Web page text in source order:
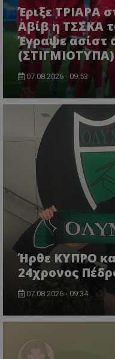
Έριξε ΤΡΙΑΡΑ
Αβίβ η ΤΣΣΚΑ
Έγραψε ασίστ
(ΣΤΙΓΜΙΟΤΥΠΑ)
07.08.2026 - 09:53
Ήρθε ΚΥΠΡΟ
24χρονος
07.08.2026 - 09:34